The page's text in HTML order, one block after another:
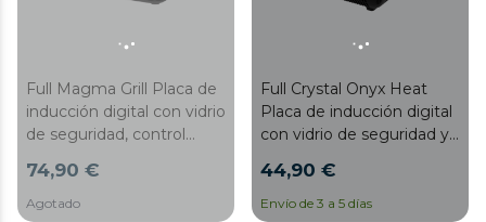
Full Magma Grill Placa de
inducción digital con vidrio
de seguridad, control
Accesorio grill.
74,90 €
Agotado
Full Crystal Onyx Heat
Placa de inducción digital
con vidrio de seguridad y
44,90 €
Envío de 3 a 5 días